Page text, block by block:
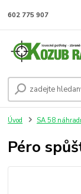
602 775 907
Úvod SA 58
Péro